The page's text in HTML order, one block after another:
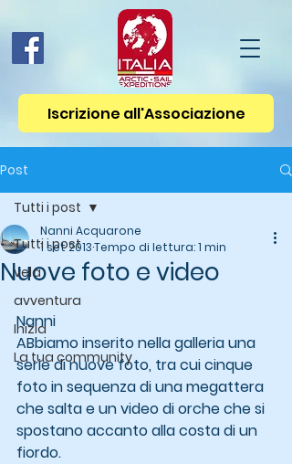
Iscrizione all'Associazione
Post
Tutti i post
vela
avventura
Inizia
La tua community
Tutti i post
Nuove foto e video
Nanni Acquarone
1 set 2013Tempo di lettura: 1 min
Nanni
ABbiamo inserito nella galleria una
serie di nuove foto, tra cui cinque
foto in sequenza di una megattera
che salta e un video di orche che si
spostano accanto alla costa di un
fiordo.